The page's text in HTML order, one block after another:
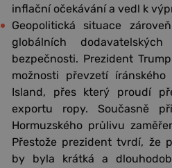
inflační očekávání a vedl k
Geopolitická situace
globálních
bezpečnosti. Prezident
možnosti převzetí
Island, přes který proudí
exportu ropy. Současně
Hormuzského průlivu
Přestože prezident tvrdí, že
by byla krátká a